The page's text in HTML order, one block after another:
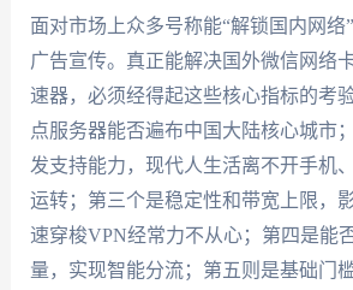
面对市场上众多号称能“解锁国内网络
广告宣传。真正能解决国外微信网络
速器，必须经得起这些核心指标的考
点服务器能否遍布中国大陆核心城市
发支持能力，现代人生活离不开手机
运转；第三个是稳定性和带宽上限，
速穿梭VPN经常力不从心；第四是能
量，实现智能分流；第五则是基础门